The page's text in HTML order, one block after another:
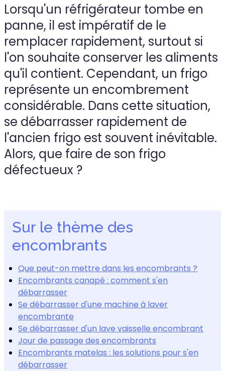
Lorsqu'un réfrigérateur tombe en
panne, il est impératif de le
remplacer rapidement, surtout si
l'on souhaite conserver les aliments
qu'il contient. Cependant, un frigo
représente un encombrement
considérable. Dans cette situation,
se débarrasser rapidement de
l'ancien frigo est souvent inévitable.
Alors, que faire de son frigo
défectueux ?
Sur le thème des
encombrants
Que peut-on mettre dans les encombrants ?
Encombrants canapé : comment s'en
débarrasser
Se débarrasser d'une machine à laver
encombrante
Se débarrasser d'un lave vaisselle encombrant
Jour de passage des encombrants
Encombrants matelas : les solutions pour s'en
débarrasser